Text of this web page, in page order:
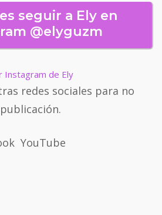
seguir a Ely en
@elyguzm
Instagram de Ely
redes sociales para no
YouTube